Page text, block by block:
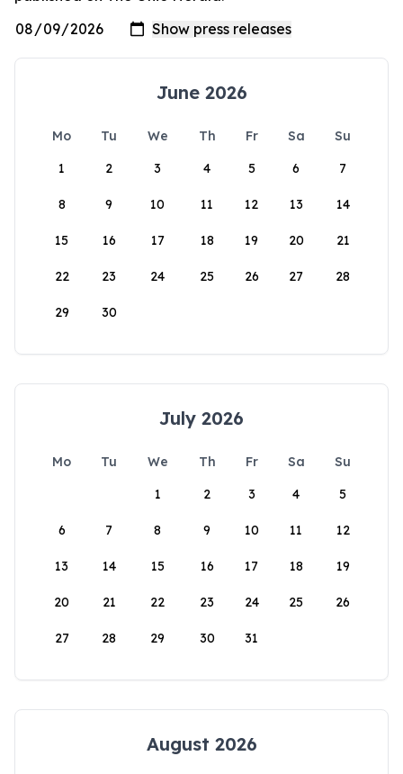
June 2026
Mo Tu We Th Fr Sa
Su
1
2 3 4 5 6 7
8 9 10 11 12 13 14
15 16 17 18 19 20 21
22 23 24 25 26 27 28
29 30
July 2026
Mo Tu We Th Fr Sa
Su
1
2 3 4 5
6 7 8 9 10 11 12
13 14 15 16 17 18 19
20 21 22 23 24 25 26
27 28 29 30 31
August 2026